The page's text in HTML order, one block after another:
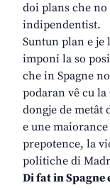
doi plans che
indipendentist.
Suntun plan e
imponi la so
che in Spagne
podaran vê cu
dongje de metât
e une
prepotence, la
politiche di
Di fat in